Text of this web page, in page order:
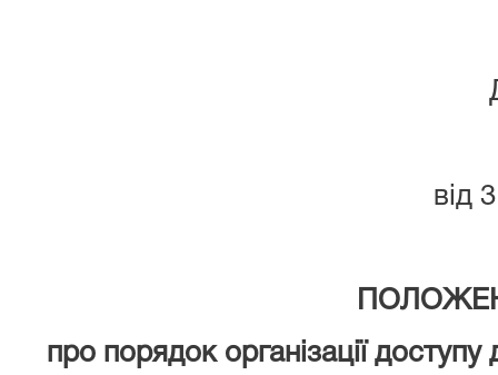
від
про порядок організації доступу